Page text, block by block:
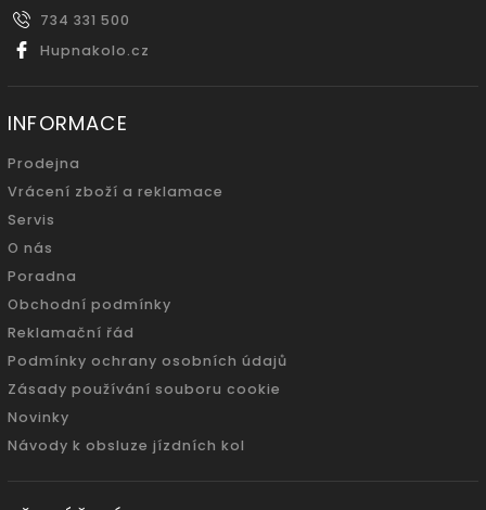
734 331 500
Hupnakolo.cz
INFORMACE
Prodejna
Vrácení zboží a reklamace
Servis
O nás
Poradna
Obchodní podmínky
Reklamační řád
Podmínky ochrany osobních údajů
Zásady používání souboru cookie
Novinky
Návody k obsluze jízdních kol